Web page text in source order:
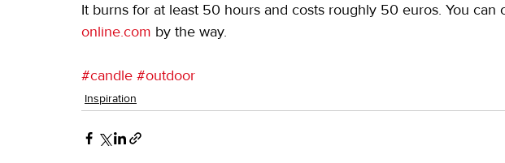
It burns for at least 50 hours and costs roughly 50 euros. You can
online.com by the way.
#candle #outdoor
Inspiration